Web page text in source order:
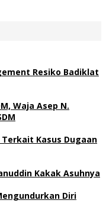
Resiko Badiklat
Waja Asep N.
Kasus Dugaan
Kakak Asuhnya
Diri